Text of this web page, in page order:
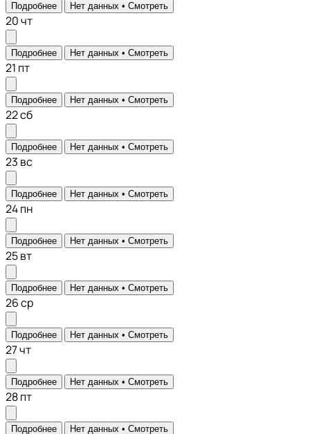
Подробнее Нет данных • Смотреть
20чт
Подробнее Нет данных • Смотреть
21 пт
Подробнее Нет данных • Смотреть
22сб
Подробнее Нет данных • Смотреть
23 вс
Подробнее Нет данных • Смотреть
24пн
Подробнее Нет данных • Смотреть
25вт
Подробнее Нет данных • Смотреть
26ср
Подробнее Нет данных • Смотреть
27чт
Подробнее Нет данных • Смотреть
28пт
Подробнее Нет данных • Смотреть